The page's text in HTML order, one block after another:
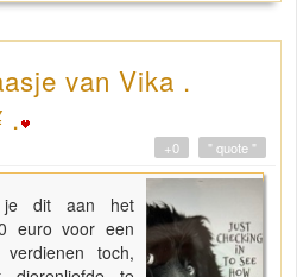
van Vika .
.
" quote "
+0
dit aan het
euro voor een
toch,